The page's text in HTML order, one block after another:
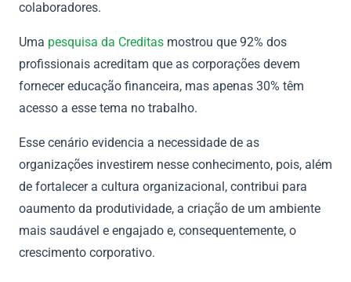
colaboradores.
Uma pesquisa da Creditas mostrou que 92% dos
profissionais acreditam que as corporações devem
fornecer educação financeira, mas apenas 30% têm
acesso a esse tema no trabalho.
Esse cenário evidencia a necessidade de as
organizações investirem nesse conhecimento, pois, além
de fortalecer a cultura organizacional, contribui para
oaumento da produtividade, a criação de um ambiente
mais saudável e engajado e, consequentemente, o
crescimento corporativo.